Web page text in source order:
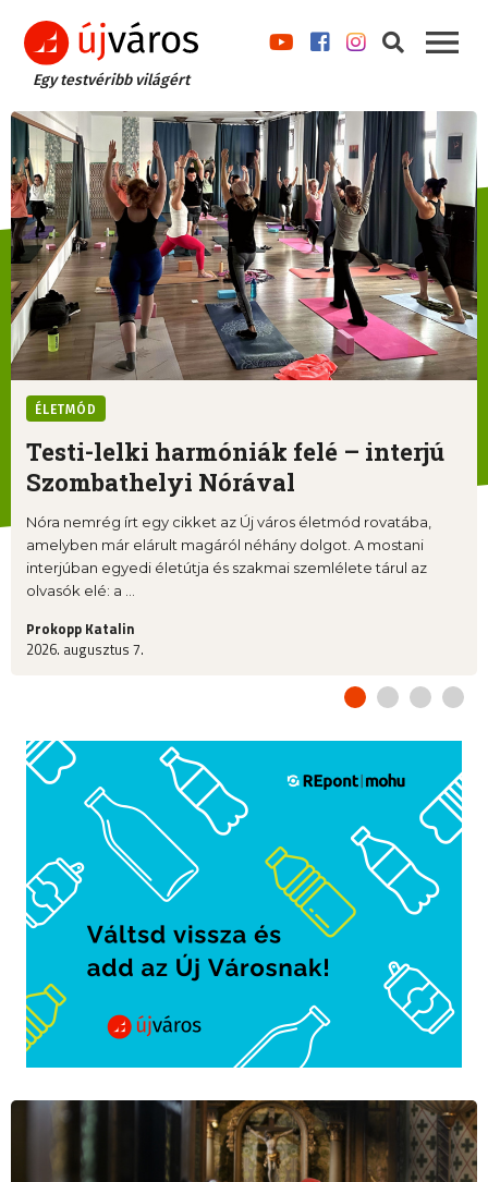
Egy testvéribb világért
ÉLETMÓD
Testi-lelki harmóniák felé – interjú
Szombathelyi Nórával
Nóra nemrég írt egy cikket az Új város életmód rovatába,
amelyben már elárult magáról néhány dolgot. A mostani
interjúban egyedi életútja és szakmai szemlélete tárul az
olvasók elé: a ...
Prokopp Katalin
2026. augusztus 7.